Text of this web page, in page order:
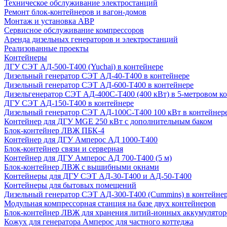
Техническое обслуживание электростанций
Ремонт блок-контейнеров и вагон-домов
Монтаж и установка АВР
Сервисное обслуживание компрессоров
Аренда дизельных генераторов и электростанций
Реализованные проекты
Контейнеры
ДГУ СЭТ АД-500-Т400 (Yuchai) в контейнере
Дизельный генератор СЭТ АД-40-Т400 в контейнере
Дизельный генератор СЭТ АД-600-Т400 в контейнере
Дизельгенератор СЭТ АД-400С-Т400 (400 кВт) в 5-метровом
ДГУ СЭТ АД-150-Т400 в контейнере
Дизельный генератор СЭТ АД-100С-Т400 100 кВт в
Контейнер для ДГУ MGE 250 кВт с дополнительным баком
Блок-контейнер ЛВЖ ПБК-4
Контейнер для ДГУ Амперос АД 1000-Т400
Блок-контейнер связи и серверная
Контейнер для ДГУ Амперос АД 700-Т400 (5 м)
Блок-контейнер ЛВЖ с вышибными окнами
Контейнеры для ДГУ СЭТ АД-30-Т400 и АД-50-Т400
Контейнеры для бытовых помещений
Дизельный генератор СЭТ АД-300-Т400 (Cummins) в
Модульная компрессорная станция на базе двух контейнеров
Блок-контейнер ЛВЖ для хранения литий-ионных
Кожух для генератора Амперос для частного коттеджа